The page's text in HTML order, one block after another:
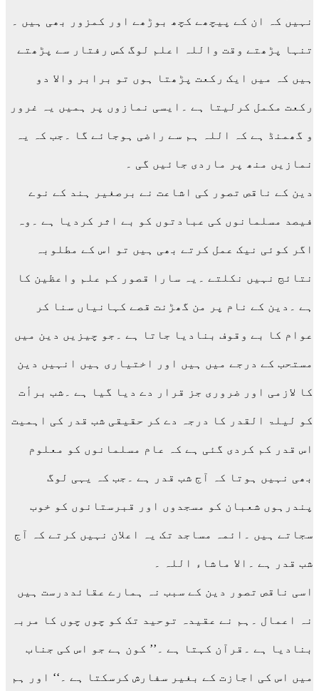
نہیں کہ ان کے پیچھے کچھ بوڑھے اور کمزور بھی ہیں ۔
تنہا پڑھتے وقت واللہ اعلم لوگ کس رفتار سے پڑھتے
ہیں کہ میں ایک رکعت پڑھتا ہوں تو برابر والا دو
رکعت مکمل کرلیتا ہے ۔ایسی نمازوں پر ہمیں یہ غرور
و گھمنڈ ہے کہ اللہ ہم سے راضی ہوجائے گا ۔جب کہ یہ
نمازیں منھ پر ماردی جائیں گی ۔
دین کے ناقص تصور کی اشاعت نے برصغیر ہند کے نوے
فیصد مسلمانوں کی عبادتوں کو بے اثر کردیا ہے ۔وہ
اگر کوئی نیک عمل کرتے بھی ہیں تو اس کے مطلوبہ
نتائج نہیں نکلتے ۔یہ سارا قصور کم علم واعظین کا
ہے ۔دین کے نام پر من گھڑنت قصے کہانیاں سنا کر
عوام کا بے وقوف بنادیا جاتا ہے ۔جو چیزیں دین میں
مستحب کے درجے میں ہیں اور اختیاری ہیں انہیں دین
کا لازمی اور ضروری جز قرار دے دیا گیا ہے ۔شب برأت
کو لیلۃ القدر کا درجہ دے کر حقیقی شب قدر کی اہمیت
اس قدر کم کردی گئی ہے کہ عام مسلمانوں کو معلوم
بھی نہیں ہوتا کہ آج شب قدر ہے ۔جب کہ یہی لوگ
پندرہوں شعبان کو مسجدوں اور قبرستانوں کو خوب
سجاتے ہیں ۔ائمہ مساجد تک یہ اعلان نہیں کرتے کہ آج
شب قدر ہے ۔الا ماشاء اللہ ۔
اسی ناقص تصور دین کے سبب نہ ہمارے عقائددرست ہیں
نہ اعمال ۔ہم نے عقیدہ توحید تک کو چوں چوں کا مربہ
بنادیا ہے ۔قرآن کہتا ہے ۔’’ کون ہے جو اس کی جناب
میں اس کی اجازت کے بغیر سفارش کرسکتا ہے ۔‘‘ اور ہم